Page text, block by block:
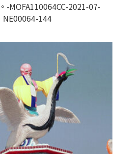
-MOFA110064CC-2021-07-
NE00064-144